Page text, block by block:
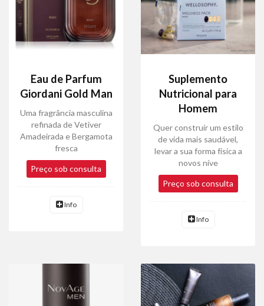
Eau de Parfum
Giordani Gold Man
Uma fragrância masculina
refinada de Vetiver
Amadeirada e Bergamota
fresca
Preço sob consulta
Info
Suplemento
Nutricional para
Homem
Quer construir um estilo
de vida mais saudável,
levar a sua forma física a
novos níve
Preço sob consulta
Info